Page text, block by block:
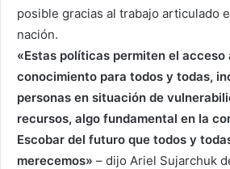
posible gracias al trabajo articulado
nación.
«Estas políticas permiten el acceso
conocimiento para todos y todas,
personas en situación de
recursos, algo fundamental en la
Escobar del futuro que todos y
merecemos» – dijo Ariel Sujarchuk